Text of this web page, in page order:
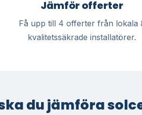
Jämför offerter
Få upp till 4 offerter från lokala
kvalitetssäkrade installatörer.
du jämföra